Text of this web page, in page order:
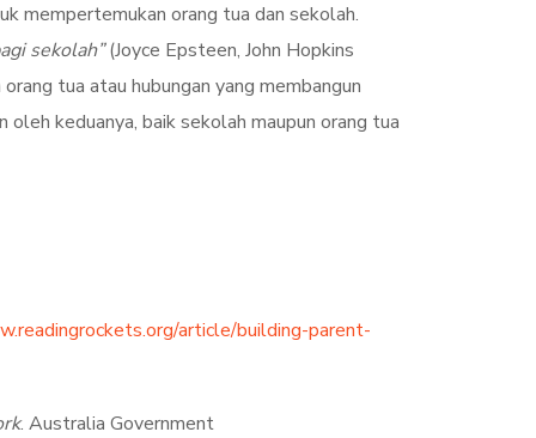
mempertemukan orang tua dan sekolah.
sekolah”(Joyce Epsteen, John Hopkins
tua atau hubungan yang membangun
keduanya, baik sekolah maupun orang tua
article/building-parent-
. Australia Government